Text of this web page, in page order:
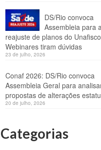
DS/Rio convoca
Assembleia para
reajuste de planos do
Webinares tiram dúvidas
23 de julho, 2026
Conaf 2026: DS/Rio convoca
Assembleia Geral para
propostas de alterações
20 de julho, 2026
Categorias